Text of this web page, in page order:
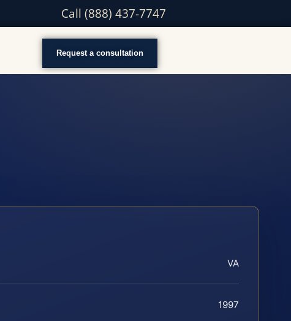
Call (888) 437-7747
Request a consultation
VA
1997